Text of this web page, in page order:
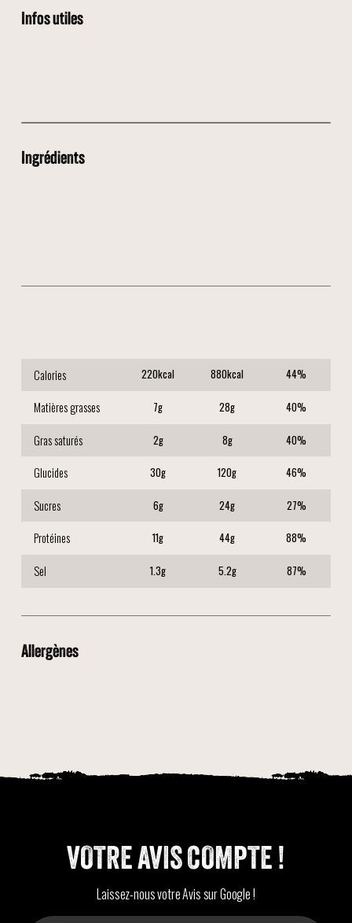
Infos utiles
Ingrédients
Calories 220kcal 880kcal 44%
Matières grasses 7g 28g 40%
Gras saturés 2g 8g 40%
Glucides 30g 120g 46%
Sucres 6g 24g 27%
Protéines 11g 44g 88%
Sel 1.3g 5.2g 87%
Allergènes
VOTRE AVIS COMPTE !
Laissez-nous votre Avis sur Google !